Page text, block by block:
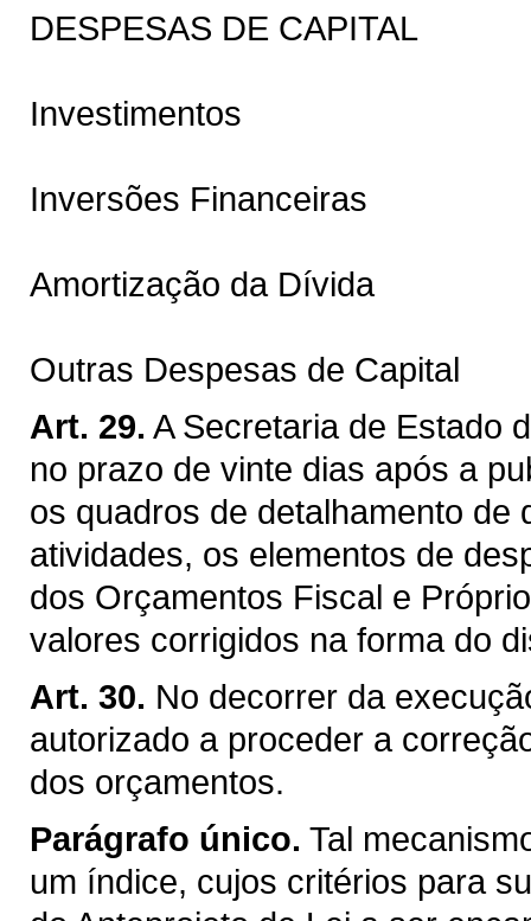
DESPESAS DE CAPITAL
Investimentos
Inversões Financeiras
Amortização da Dívida
Outras Despesas de Capital
Art. 29. A Secretaria de Estado
no prazo de vinte dias após a
os quadros de detalhamento
atividades, os elementos de
dos Orçamentos Fiscal e
valores corrigidos na forma do
Art. 30. No decorrer da
autorizado a proceder a
dos orçamentos.
Parágrafo único. Tal
um índice, cujos critérios para